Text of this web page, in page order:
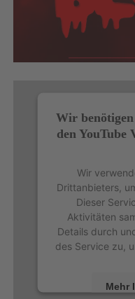
Wir
den YouTube
Wir
Drittanbieters,
Dieser
Aktivitäten
Details durch
des Service zu,
Mehr